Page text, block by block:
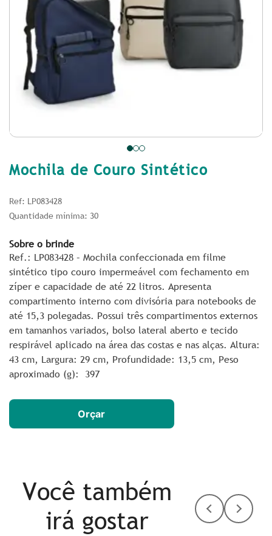
Mochila de Couro Sintético
Ref: LP083428
Quantidade mínima: 30
Sobre o brinde
Ref.: LP083428 – Mochila confeccionada em filme
sintético tipo couro impermeável com fechamento em
zíper e capacidade de até 22 litros. Apresenta
compartimento interno com divisória para notebooks de
até 15,3 polegadas. Possui três compartimentos externos
em tamanhos variados, bolso lateral aberto e tecido
respirável aplicado na área das costas e nas alças. Altura:
43 cm, Largura: 29 cm, Profundidade: 13,5 cm, Peso
aproximado (g): 397
Orçar
Você também
irá gostar